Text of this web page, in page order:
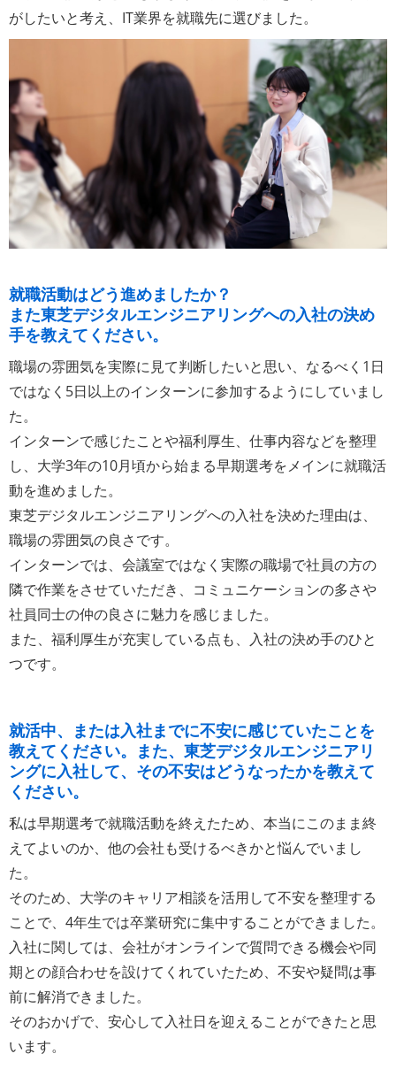
がしたいと考え、IT業界を就職先に選びました。
就職活動はどう進めましたか？
また東芝デジタルエンジニアリングへの入社の決め
手を教えてください。
職場の雰囲気を実際に見て判断したいと思い、なるべく1日
ではなく5日以上のインターンに参加するようにしていまし
た。
インターンで感じたことや福利厚生、仕事内容などを整理
し、大学3年の10月頃から始まる早期選考をメインに就職活
動を進めました。
東芝デジタルエンジニアリングへの入社を決めた理由は、
職場の雰囲気の良さです。
インターンでは、会議室ではなく実際の職場で社員の方の
隣で作業をさせていただき、コミュニケーションの多さや
社員同士の仲の良さに魅力を感じました。
また、福利厚生が充実している点も、入社の決め手のひと
つです。
就活中、または入社までに不安に感じていたことを
教えてください。また、東芝デジタルエンジニアリ
ングに入社して、その不安はどうなったかを教えて
ください。
私は早期選考で就職活動を終えたため、本当にこのまま終
えてよいのか、他の会社も受けるべきかと悩んでいまし
た。
そのため、大学のキャリア相談を活用して不安を整理する
ことで、4年生では卒業研究に集中することができました。
入社に関しては、会社がオンラインで質問できる機会や同
期との顔合わせを設けてくれていたため、不安や疑問は事
前に解消できました。
そのおかげで、安心して入社日を迎えることができたと思
います。